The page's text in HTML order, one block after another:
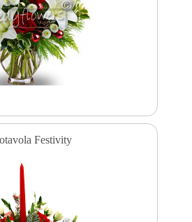
Festivity